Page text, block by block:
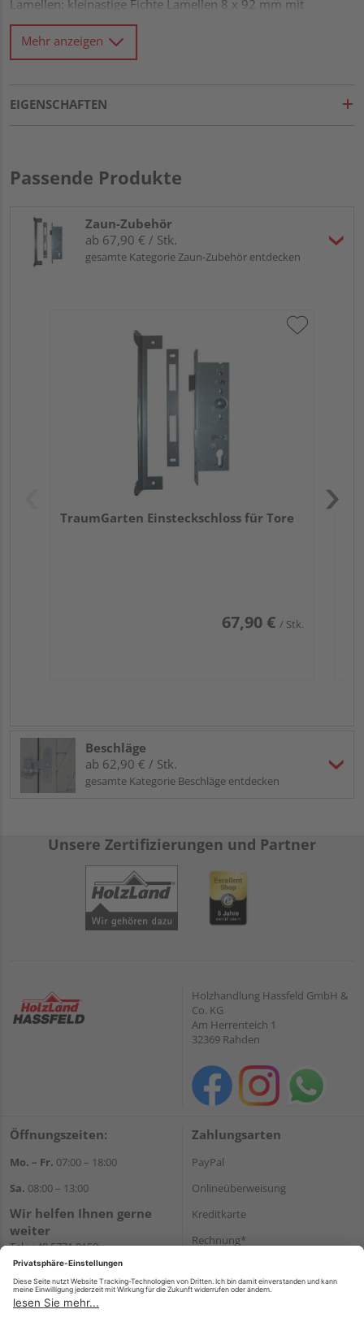
Lamellen: kleinastige Fichte Lamellen 8 x 92 mm mit
Dekorfase, fein gerillt und überlappend montiert
Diagonalverstrebung Alle Verbindungen aus Edelstahl
Mehr anzeigen
EIGENSCHAFTEN
Passende Produkte
Zaun-Zubehör
ab 67,90 € / Stk.
gesamte Kategorie Zaun-Zubehör entdecken
TraumGarten Einsteckschloss für Tore
67,90 € / Stk.
Beschläge
ab 62,90 € / Stk.
gesamte Kategorie Beschläge entdecken
Unsere Zertifizierungen und Partner
Holzhandlung Hassfeld GmbH &
Co. KG
Am Herrenteich 1
32369 Rahden
Öffnungszeiten:
Mo. – Fr. 07:00 – 18:00
Sa. 08:00 – 13:00
Wir helfen Ihnen gerne
weiter
Tel.:+49 5771 9150
E-Mail:info@holz-hassfeld.de
WhatsApp
Zahlungsarten
PayPal
Onlineüberweisung
Kreditkarte
Rechnung*
Versand